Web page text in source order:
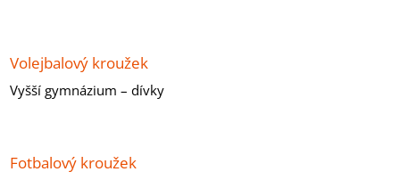
Volejbalový kroužek
Vyšší gymnázium – dívky
Fotbalový kroužek